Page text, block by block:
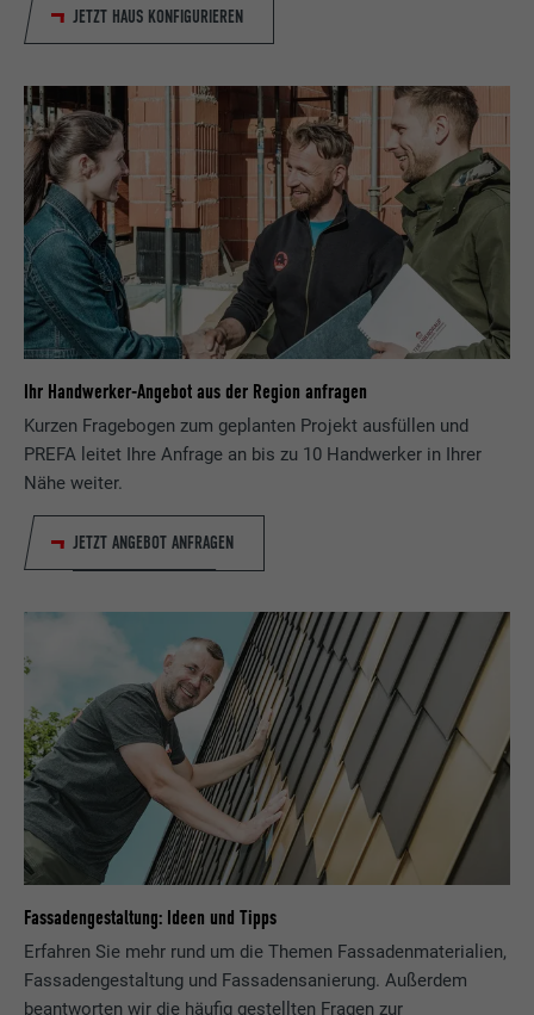
JETZT HAUS KONFIGURIEREN
Ihr Handwerker-Angebot aus der Region anfragen
Kurzen Fragebogen zum geplanten Projekt ausfüllen und
PREFA leitet Ihre Anfrage an bis zu 10 Handwerker in Ihrer
Nähe weiter.
JETZT ANGEBOT ANFRAGEN
Fassadengestaltung: Ideen und Tipps
Erfahren Sie mehr rund um die Themen Fassadenmaterialien,
Fassadengestaltung und Fassadensanierung. Außerdem
beantworten wir die häufig gestellten Fragen zur